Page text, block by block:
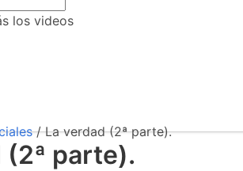
los videos
/ La verdad (2ª parte).
(2ª parte).